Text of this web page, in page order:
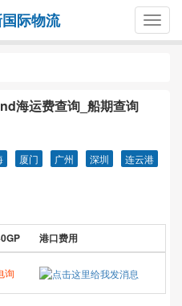
际物流
海运费查询_船期查询
厦门 广州 深圳 连云港
港口费用
询